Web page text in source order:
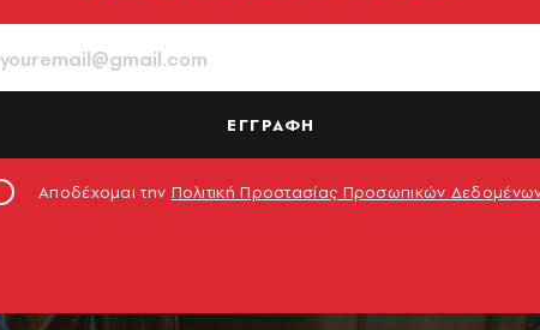
ΕΓΓΡΑΦΗ
Αποδέχομαι την Πολιτική Προστασίας Προσωπικών